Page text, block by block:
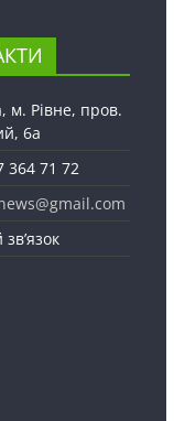
м. Рівне, пров.
6а
364 71 72